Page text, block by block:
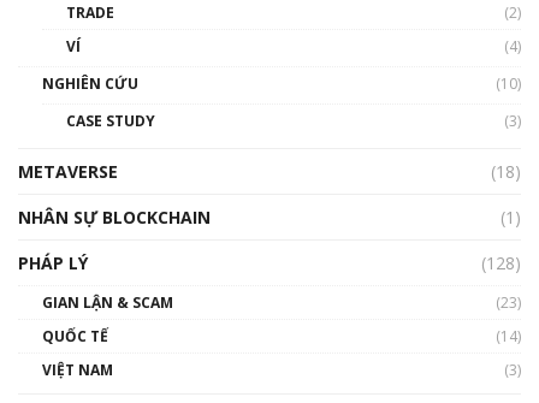
01:32:59
gió ấm
TRADE
(2)
VÍ
(4)
NGHIÊN CỨU
(10)
CASE STUDY
(3)
METAVERSE
(18)
NHÂN SỰ BLOCKCHAIN
(1)
PHÁP LÝ
(128)
GIAN LẬN & SCAM
(23)
QUỐC TẾ
(14)
VIỆT NAM
(3)